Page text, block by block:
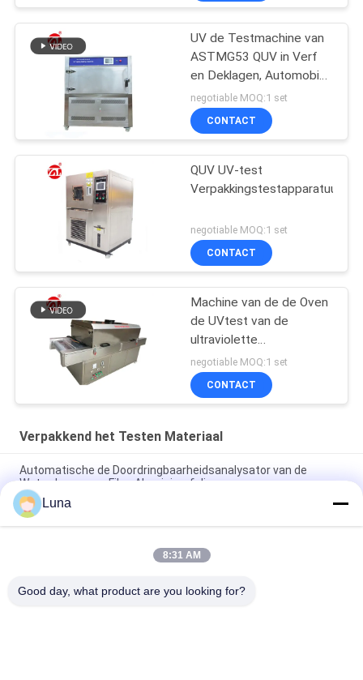
UV de Testmachine van
ASTMG53 QUV in Verf
en Deklagen, Automobiel,
Plastieken Enz.
negotiable MOQ:1 set
CONTACT
QUV UV-test
Verpakkingstestapparatuur
negotiable MOQ:1 set
CONTACT
Machine van de de Oven
de UVtest van de
ultraviolette
Stralingssterilisatie voor
Gezichtsmaskers,
UVsterilisatormachine
negotiable MOQ:1 set
CONTACT
Verpakkend het Testen Materiaal
Automatische de Doordringbaarheidsanalysator van de
Waterdamp voor Film, Aluminiumfolie
Van de het Golfkartondoos van ASTM D642 van de de
Verbrijzelingscompressie het Bestand Meetapparaat
ISO3036 het analoge Typekarton doordringt
Luna
8:31 AM
Good day, what product are you looking for?